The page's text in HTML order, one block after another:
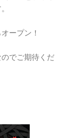
ープン！
でご期待くだ